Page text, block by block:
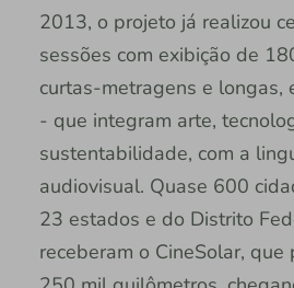
2013, o projeto já realizou
sessões com exibição de
curtas-metragens e longas,
- que integram arte,
sustentabilidade, com a
audiovisual. Quase 600
23 estados e do Distrito
receberam o CineSolar, que